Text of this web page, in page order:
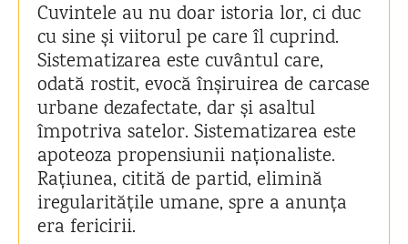
Cuvintele au nu doar istoria lor, ci duc
cu sine și viitorul pe care îl cuprind.
Sistematizarea este cuvântul care,
odată rostit, evocă înșiruirea de carcase
urbane dezafectate, dar și asaltul
împotriva satelor. Sistematizarea este
apoteoza propensiunii naționaliste.
Rațiunea, citită de partid, elimină
iregularitățile umane, spre a anunța
era fericirii.